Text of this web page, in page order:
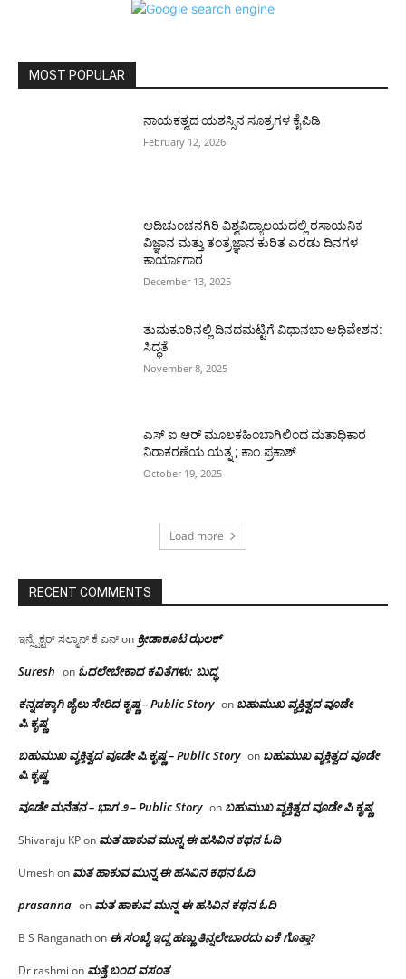
MOST POPULAR
ನಾಯಕತ್ವದ ಯಶಸ್ಸಿನ ಸೂತ್ರಗಳ ಕೈಪಿಡಿ
February 12, 2026
ಆದಿಚುಂಚನಗಿರಿ ವಿಶ್ವವಿದ್ಯಾಲಯದಲ್ಲಿ ರಸಾಯನಿಕ
ವಿಜ್ಞಾನ ಮತ್ತು ತಂತ್ರಜ್ಞಾನ ಕುರಿತ ಎರಡು ದಿನಗಳ
ಕಾರ್ಯಾಗಾರ
December 13, 2025
ತುಮಕೂರಿನಲ್ಲಿ ದಿನದಮಟ್ಟಿಗೆ ವಿಧಾನಭಾ ಅಧಿವೇಶನ:
ಸಿದ್ಧತೆ
November 8, 2025
ಎಸ್ ಐ ಆರ್ ಮೂಲಕಹಿಂಬಾಗಿಲಿಂದ ಮತಾಧಿಕಾರ
ನಿರಾಕರಣೆಯ ಯತ್ನ ; ಕಾಂ.ಪ್ರಕಾಶ್
October 19, 2025
Load more
RECENT COMMENTS
ಇನ್ಸ್ಪೆಕ್ಟರ್ ಸಲ್ಮಾನ್ ಕೆ ಎನ್on ಕ್ರೀಡಾಕೂಟ ಝಲಕ್
Suresh on ಓದಲೇಬೇಕಾದ‌ ಕವಿತೆಗಳು: ಬುದ್ಧ
ಕನ್ನಡಕ್ಕಾಗಿ ಜೈಲು ಸೇರಿದ ಕೃಷ್ಣ – Public Story on ಬಹುಮುಖ ವ್ಯಕ್ತಿತ್ವದ ವೂಡೇ
ಪಿ.ಕೃಷ್ಣ
ಬಹುಮುಖ ವ್ಯಕ್ತಿತ್ವದ ವೂಡೇ ಪಿ.ಕೃಷ್ಣ – Public Story on ಬಹುಮುಖ ವ್ಯಕ್ತಿತ್ವದ ವೂಡೇ
ಪಿ.ಕೃಷ್ಣ
ವೂಡೇ ಮನೆತನ – ಭಾಗ ೨ – Public Story on ಬಹುಮುಖ ವ್ಯಕ್ತಿತ್ವದ ವೂಡೇ ಪಿ.ಕೃಷ್ಣ
Shivaraju KPon ಮತ ಹಾಕುವ ಮುನ್ನ ಈ ಹಸಿವಿನ ಕಥನ ಓದಿ
Umeshon ಮತ ಹಾಕುವ ಮುನ್ನ ಈ ಹಸಿವಿನ ಕಥನ ಓದಿ
prasanna on ಮತ ಹಾಕುವ ಮುನ್ನ ಈ ಹಸಿವಿನ ಕಥನ ಓದಿ
B S Ranganathon ಈ ಸಂಖ್ಯೆ ಇದ್ದ ಹಣ್ಣು ತಿನ್ನಲೇಬಾರದು ಏಕೆ ಗೊತ್ತಾ?
Dr rashmi on ಮತ್ತೆ ಬಂದ ವಸಂತ